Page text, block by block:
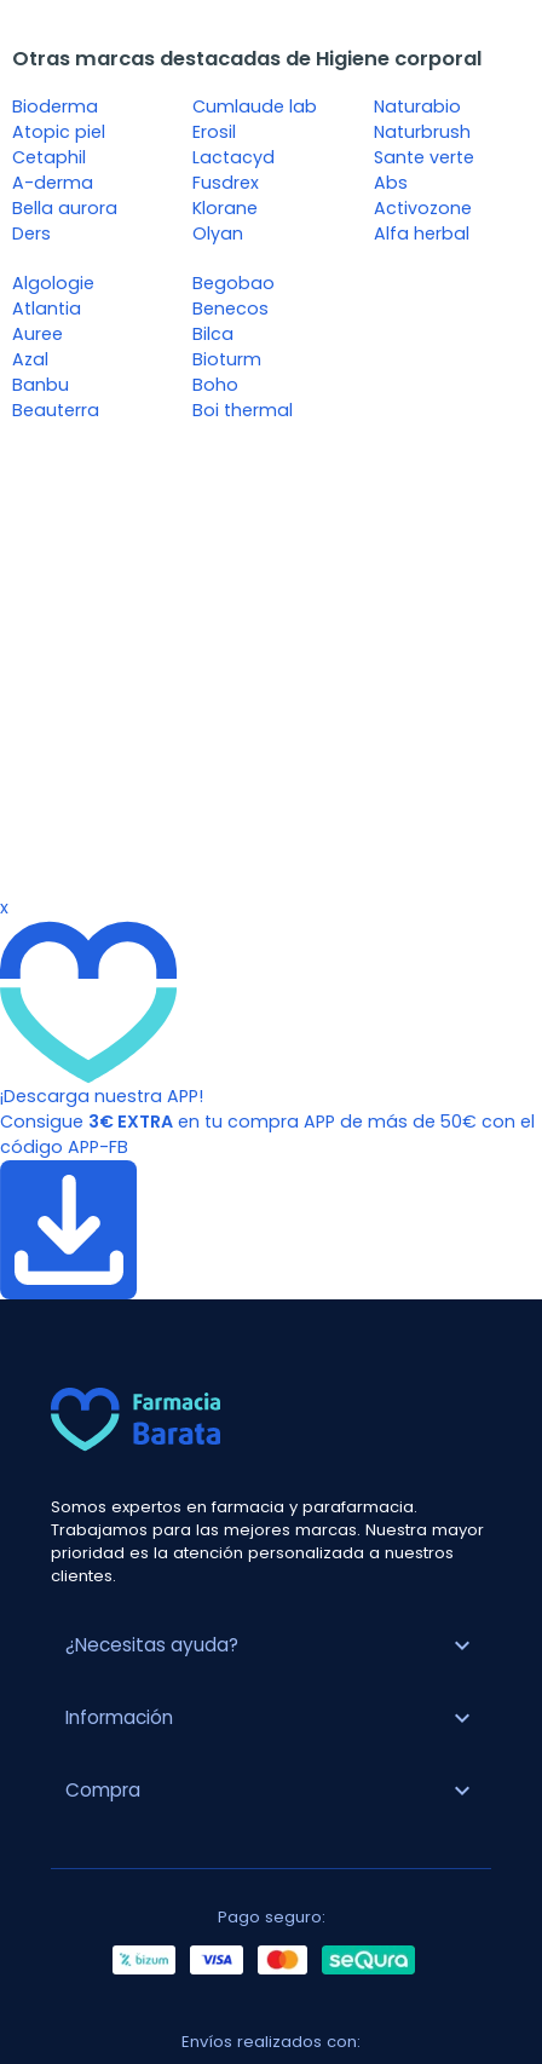
Otras marcas destacadas de Higiene corporal
Bioderma
Atopic piel
Cetaphil
A-derma
Bella aurora
Ders
Cumlaude lab
Erosil
Lactacyd
Fusdrex
Klorane
Olyan
Naturabio
Naturbrush
Sante verte
Abs
Activozone
Alfa herbal
Algologie
Atlantia
Auree
Azal
Banbu
Beauterra
Begobao
Benecos
Bilca
Bioturm
Boho
Boi thermal
x
¡Descarga nuestra APP!
Consigue 3€ EXTRA en tu compra APP de más de 50€ con el
código APP-FB
Somos expertos en farmacia y parafarmacia.
Trabajamos para las mejores marcas. Nuestra mayor
prioridad es la atención personalizada a nuestros
clientes.
¿Necesitas ayuda? expand_more
Información expand_more
Compra expand_more
Pago seguro:
Envíos realizados con: